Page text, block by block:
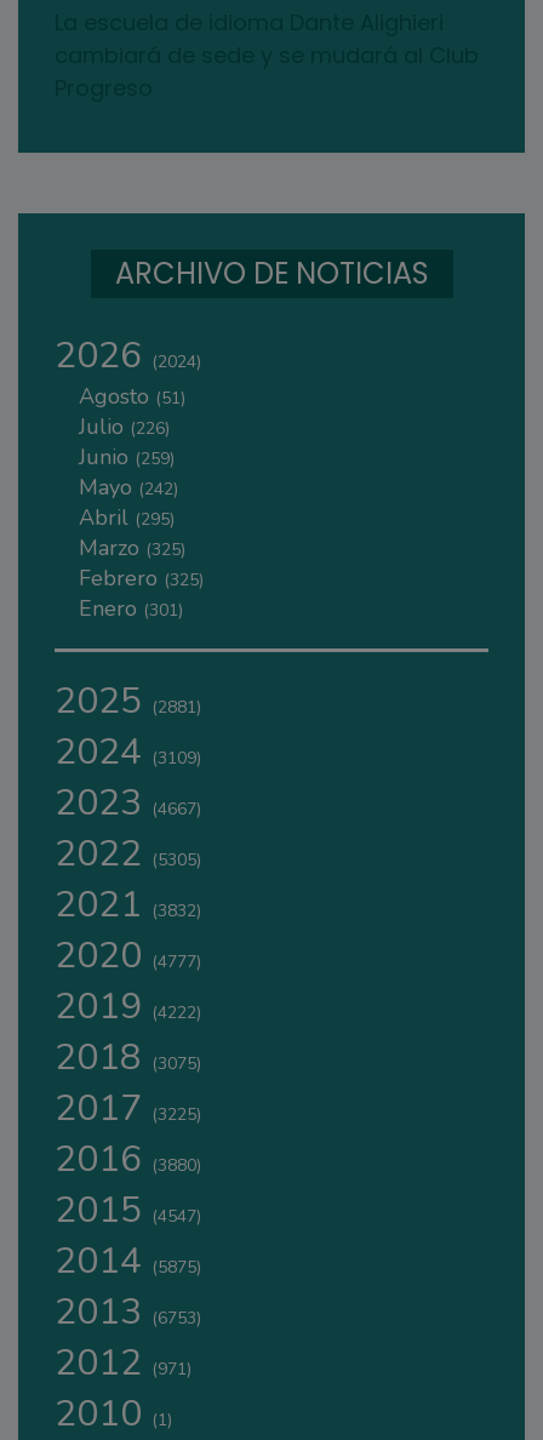
ARCHIVO DE NOTICIAS
2026 (2024)
Agosto (51)
Julio (226)
Junio (259)
Mayo (242)
Abril (295)
Marzo (325)
Febrero (325)
Enero (301)
2025 (2881)
2024 (3109)
2023 (4667)
2022 (5305)
2021 (3832)
2020 (4777)
2019 (4222)
2018 (3075)
2017 (3225)
2016 (3880)
2015 (4547)
2014 (5875)
2013 (6753)
2012 (971)
2010 (1)